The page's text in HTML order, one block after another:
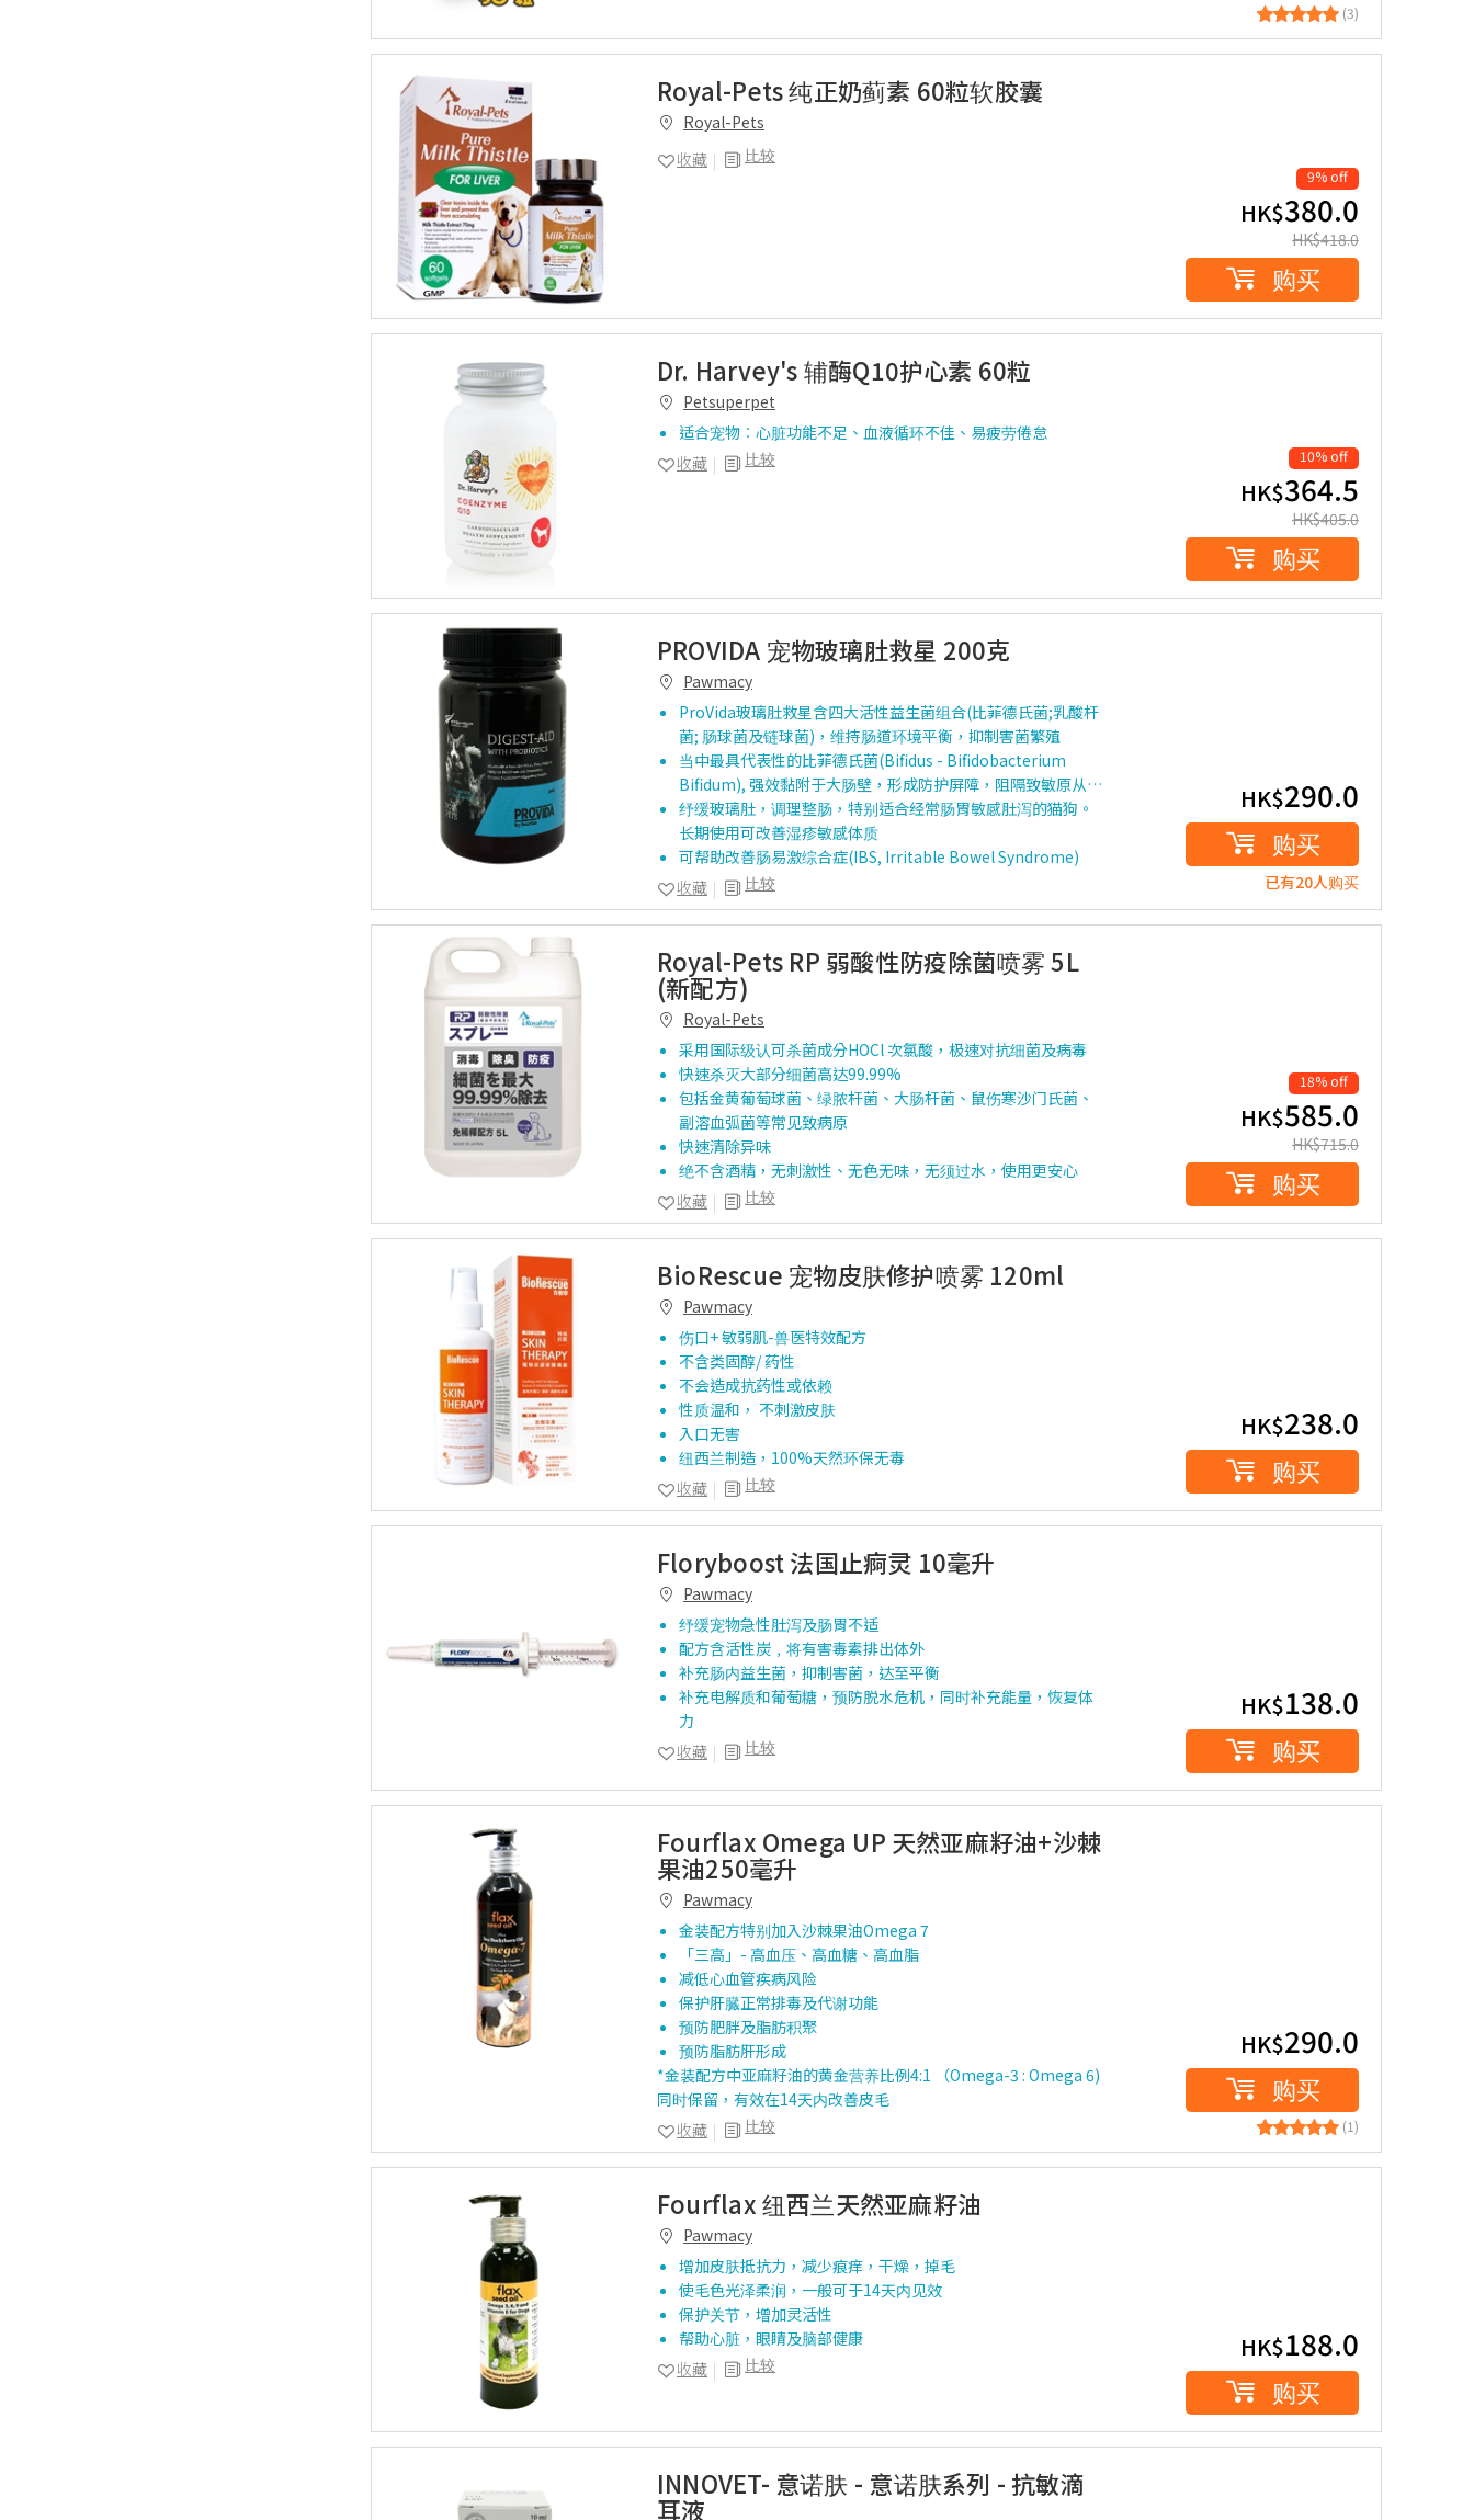
(3)
Royal-Pets 纯正奶蓟素 60粒软胶囊
Royal-Pets
比较
收藏
9% off
HK$380.0
HK$418.0
购买
Dr. Harvey's 辅酶Q10护心素 60粒
Petsuperpet
适合宠物︰心脏功能不足、血液循环不佳、易疲劳倦怠
比较
收藏 10% off
HK$364.5
HK$405.0
购买
PROVIDA 宠物玻璃肚救星 200克
Pawmacy
ProVida玻璃肚救星含四大活性益生菌组合(比菲德氏菌;乳酸杆
菌; 肠球菌及链球菌)，维持肠道环境平衡，抑制害菌繁殖
当中最具代表性的比菲德氏菌(Bifidus - Bifidobacterium
Bifidum), 强效黏附于大肠壁，形成防护屏障，阻隔致敏原从…
纾缓玻璃肚，调理整肠，特别适合经常肠胃敏感肚泻的猫狗。
长期使用可改善湿疹敏感体质
可帮助改善肠易激综合症(IBS, Irritable Bowel Syndrome)
比较
收藏
HK$290.0
购买
已有20人购买
Royal-Pets RP 弱酸性防疫除菌喷雾 5L
(新配方)
Royal-Pets
采用国际级认可杀菌成分HOCl 次氯酸，极速对抗细菌及病毒
快速杀灭大部分细菌高达99.99%
包括金黄葡萄球菌、绿脓杆菌、大肠杆菌、鼠伤寒沙门氏菌、
副溶血弧菌等常见致病原
快速清除异味
绝不含酒精，无刺激性、无色无味，无须过水，使用更安心
比较
收藏
18% off
HK$585.0
HK$715.0
购买
BioRescue 宠物皮肤修护喷雾 120ml
Pawmacy
伤口+ 敏弱肌-兽医特效配方
不含类固醇/ 药性
不会造成抗药性或依赖
性质温和， 不刺激皮肤
入口无害
纽西兰制造，100%天然环保无毒
比较
收藏
HK$238.0
购买
Floryboost 法国止痾灵 10毫升
Pawmacy
纾缓宠物急性肚泻及肠胃不适
配方含活性炭﹐将有害毒素排出体外
补充肠内益生菌，抑制害菌，达至平衡
补充电解质和葡萄糖，预防脱水危机，同时补充能量，恢复体
力
比较
收藏
HK$138.0
购买
Fourflax Omega UP 天然亚麻籽油+沙棘
果油250毫升
Pawmacy
金装配方特别加入沙棘果油Omega 7
「三高」- 高血压、高血糖、高血脂
减低心血管疾病风险
保护肝臓正常排毒及代谢功能
预防肥胖及脂肪积聚
预防脂肪肝形成
*金装配方中亚麻籽油的黄金营养比例4:1 （Omega-3 : Omega 6)
同时保留，有效在14天内改善皮毛
比较
收藏
HK$290.0
购买
(1)
Fourflax 纽西兰天然亚麻籽油
Pawmacy
增加皮肤抵抗力，减少痕痒，干燥，掉毛
使毛色光泽柔润，一般可于14天内见效
保护关节，增加灵活性
帮助心脏，眼睛及脑部健康
比较
收藏
HK$188.0
购买
INNOVET- 意诺肤 - 意诺肤系列 - 抗敏滴
耳液